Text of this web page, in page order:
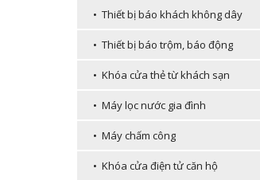
• Thiết bị báo khách không dây
• Thiết bị báo trộm, báo động
• Khóa cửa thẻ từ khách sạn
• Máy lọc nước gia đình
• Máy chấm công
• Khóa cửa điện tử căn hộ